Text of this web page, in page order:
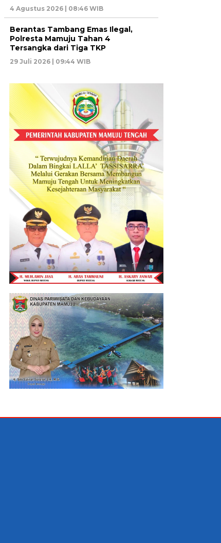
4 Agustus 2026 | 08:46 WIB
Berantas Tambang Emas Ilegal,
Polresta Mamuju Tahan 4
Tersangka dari Tiga TKP
29 Juli 2026 | 09:44 WIB